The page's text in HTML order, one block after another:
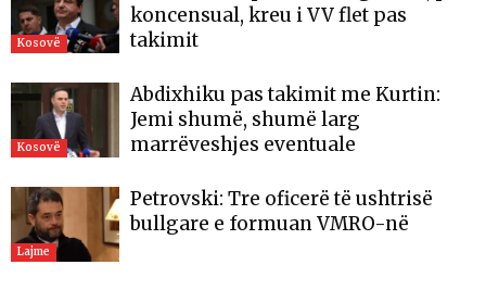
Kosovë
koncensual, kreu i VV flet pas
takimit
Kosovë
Abdixhiku pas takimit me Kurtin:
Jemi shumë, shumë larg
marrëveshjes eventuale
Lajme
Petrovski: Tre oficerë të ushtrisë
bullgare e formuan VMRO-në